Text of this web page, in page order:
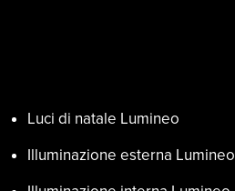
Luci di natale Lumineo
Illuminazione esterna Lumineo